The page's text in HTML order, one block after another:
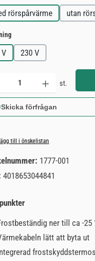
rörspårvärme utan
230 V
Ange önskat belopp
st.
Skicka förfrågan
till i önskelistan
1777-001
4018653044841
ner till ca -25
lätt att byta ut